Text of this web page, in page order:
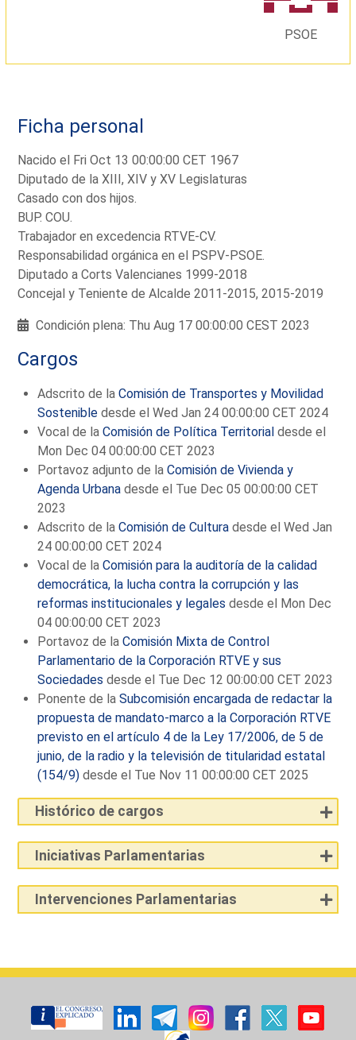
PSOE
Ficha personal
Nacido el Fri Oct 13 00:00:00 CET 1967
Diputado de la XIII, XIV y XV Legislaturas
Casado con dos hijos.
BUP. COU.
Trabajador en excedencia RTVE-CV.
Responsabilidad orgánica en el PSPV-PSOE.
Diputado a Corts Valencianes 1999-2018
Concejal y Teniente de Alcalde 2011-2015, 2015-2019
Condición plena: Thu Aug 17 00:00:00 CEST 2023
Cargos
Adscrito de laComisión de Transportes y Movilidad
Sostenible desde el Wed Jan 24 00:00:00 CET 2024
Vocal de laComisión de Política Territorial desde el
Mon Dec 04 00:00:00 CET 2023
Portavoz adjunto de laComisión de Vivienda y
Agenda Urbana desde el Tue Dec 05 00:00:00 CET
2023
Adscrito de laComisión de Cultura desde el Wed Jan
24 00:00:00 CET 2024
Vocal de laComisión para la auditoría de la calidad
democrática, la lucha contra la corrupción y las
reformas institucionales y legales desde el Mon Dec
04 00:00:00 CET 2023
Portavoz de laComisión Mixta de Control
Parlamentario de la Corporación RTVE y sus
Sociedades desde el Tue Dec 12 00:00:00 CET 2023
Ponente de laSubcomisión encargada de redactar la
propuesta de mandato-marco a la Corporación RTVE
previsto en el artículo 4 de la Ley 17/2006, de 5 de
junio, de la radio y la televisión de titularidad estatal
(154/9) desde el Tue Nov 11 00:00:00 CET 2025
Histórico de cargos
Iniciativas Parlamentarias
Intervenciones Parlamentarias